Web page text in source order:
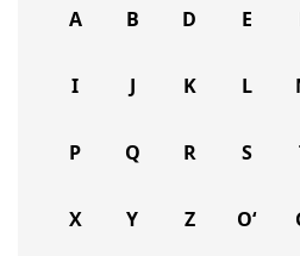
A B D E
I J K L
P Q R S
X Y Z O‘